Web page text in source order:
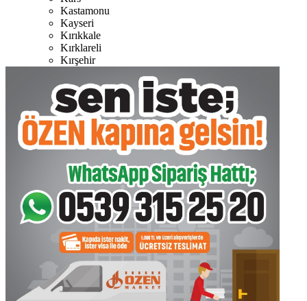
Kastamonu
Kayseri
Kırıkkale
Kırklareli
Kırşehir
Kocaeli
Konya
Kütahya
Malatya
Manisa
Mardin
Muş
Nevşehir
Niğde
Ordu
Osmaniye
Rize
Sakarya
Samsun
Siirt
Sinop
Sivas